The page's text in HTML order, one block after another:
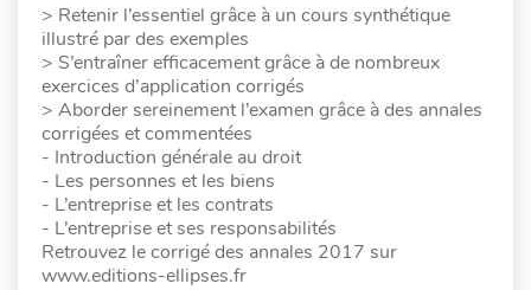
> Retenir l’essentiel grâce à un cours synthétique
illustré par des exemples
> S’entraîner efficacement grâce à de nombreux
exercices d’application corrigés
> Aborder sereinement l’examen grâce à des annales
corrigées et commentées
- Introduction générale au droit
- Les personnes et les biens
- L’entreprise et les contrats
- L’entreprise et ses responsabilités
Retrouvez le corrigé des annales 2017 sur
www.editions-ellipses.fr